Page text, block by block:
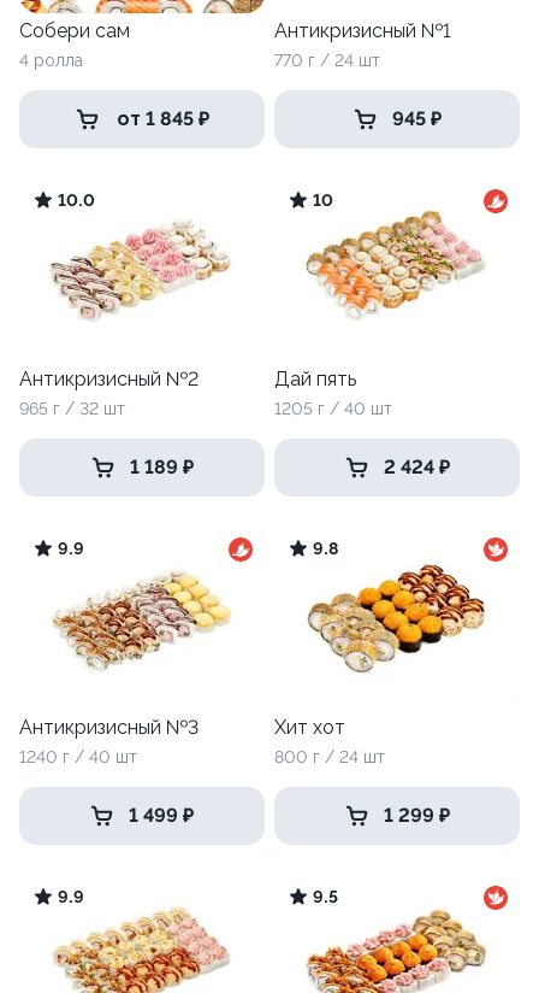
Собери сам
4 ролла
от 1 845 ₽
Антикризисный №1
770 г / 24 шт
945 ₽
10.0
Антикризисный №2
965 г / 32 шт
1 189 ₽
10
Дай пять
1205 г / 40 шт
2 424 ₽
9.9
Антикризисный №3
1240 г / 40 шт
1 499 ₽
9.8
Хит хот
800 г / 24 шт
1 299 ₽
9.9 9.5